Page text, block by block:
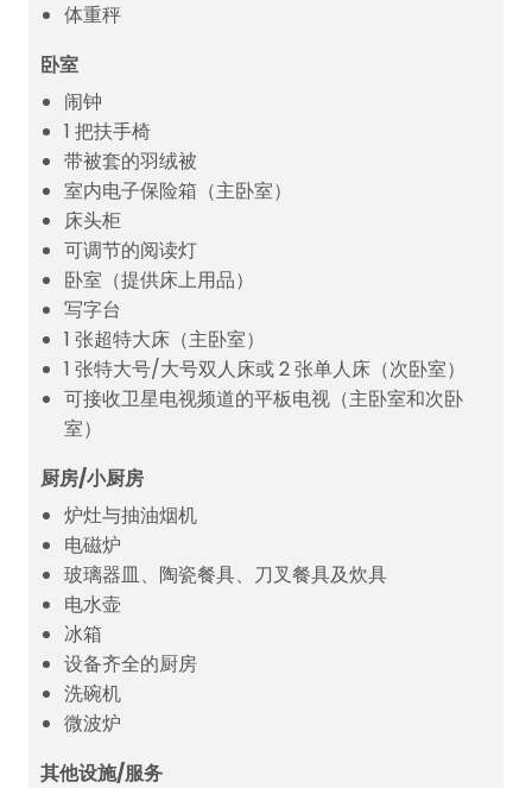
体重秤
卧室
闹钟
1 把扶手椅
带被套的羽绒被
室内电子保险箱（主卧室）
床头柜
可调节的阅读灯
卧室（提供床上用品）
写字台
1 张超特大床（主卧室）
1 张特大号/大号双人床或 2 张单人床（次卧室）
可接收卫星电视频道的平板电视（主卧室和次卧
室）
厨房/小厨房
炉灶与抽油烟机
电磁炉
玻璃器皿、陶瓷餐具、刀叉餐具及炊具
电水壶
冰箱
设备齐全的厨房
洗碗机
微波炉
其他设施/服务